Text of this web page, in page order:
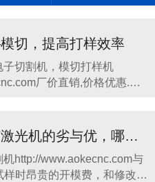
切，提高打样效率
切割机，模切打样机
厂价直销,价格优惠.奥
绝缘材料、特种胶粘带、光
开
刀片切割机与激光机的劣与优，哪个更合适你?
http://www.aokecnc.com与
样时昂贵的开模费，和修改试